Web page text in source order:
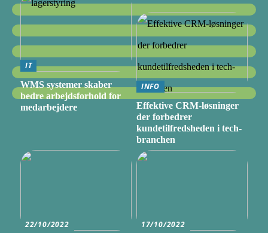
IT
WMS systemer skaber
bedre arbejdsforhold for
medarbejdere
INFO
Effektive CRM-løsninger
der forbedrer
kundetilfredsheden i tech-
branchen
22/10/2022
17/10/2022